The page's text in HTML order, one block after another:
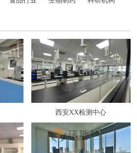
西安XX检测中心